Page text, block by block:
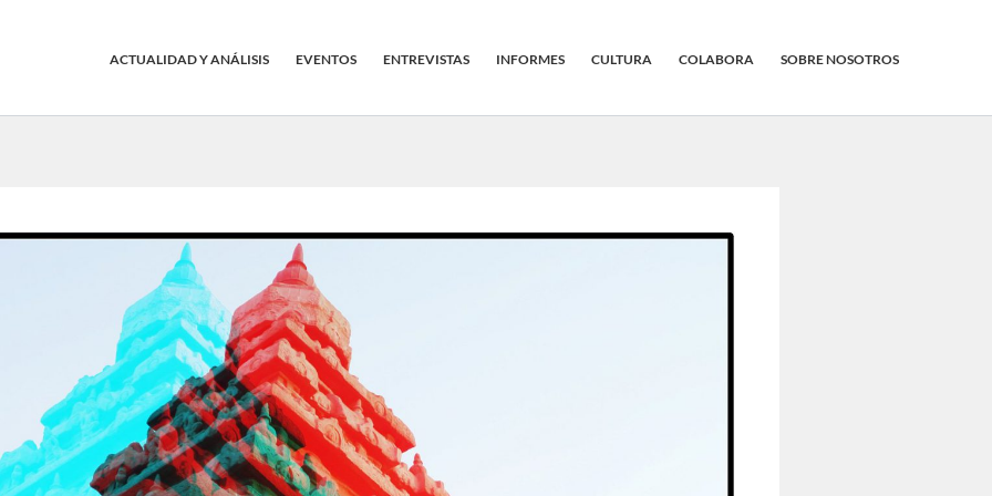
ACTUALIDAD Y ANÁLISIS EVENTOS ENTREVISTAS INFORMES CULTURA COLABORA SOBRE NOSOTROS